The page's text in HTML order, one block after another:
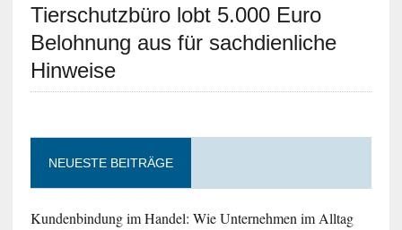
Tierschutzbüro lobt 5.000 Euro
Belohnung aus für sachdienliche
Hinweise
NEUESTE BEITRÄGE
Kundenbindung im Handel: Wie Unternehmen im Alltag